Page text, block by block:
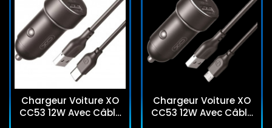
Chargeur Voiture XO
CC53 12W Avec Câble
Chargeur Voiture XO
CC53 12W Avec Câble